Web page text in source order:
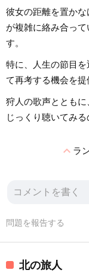
彼女の距離を置か
が複雑に絡み合っ
す。
特に、人生の節目
て再考する機会を提
狩人の歌声とともに
じっくり聴いてみる
expand_lessラ
問題を報告する
北の旅人